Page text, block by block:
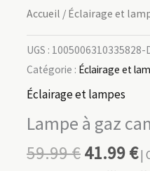
Accueil / Éclairage et
UGS :
Catégorie : Éclairage et
Éclairage et lampes
Lampe à gaz
59.99€41.99€|